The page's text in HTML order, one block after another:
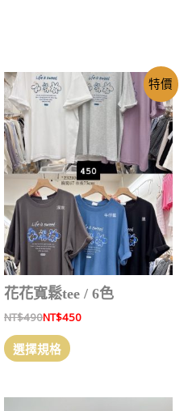
特價
花花寬鬆tee / 6色
NT$490NT$450
選擇規格